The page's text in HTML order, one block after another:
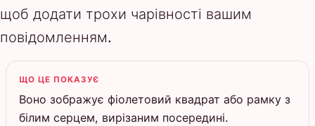
щоб додати трохи чарівності вашим
повідомленням.
ЩО ЦЕ ПОКАЗУЄ
Воно зображує фіолетовий квадрат або рамку з
білим серцем, вирізаним посередині.